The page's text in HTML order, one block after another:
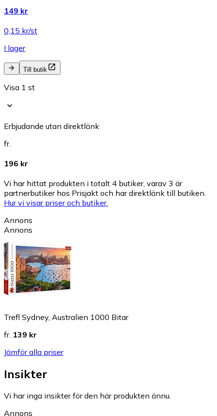
149 kr
0,15 kr/st
I lager
Till butik
Visa 1 st
Erbjudande utan direktlänk
fr.
196 kr
Vi har hittat produkten i totalt 4 butiker, varav 3 är
partnerbutiker hos Prisjakt och har direktlänk till butiken.
Hur vi visar priser och butiker.
Annons
Annons
Trefl Sydney, Australien 1000 Bitar
fr. 139 kr
Jämför alla priser
Insikter
Vi har inga insikter för den här produkten ännu.
Annons